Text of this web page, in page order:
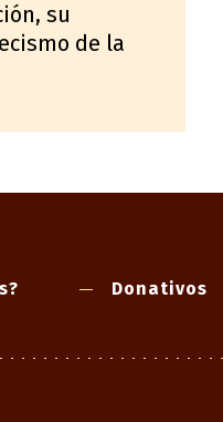
su
de la
Donativos